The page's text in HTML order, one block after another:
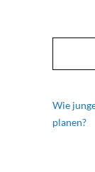
Wie
planen?